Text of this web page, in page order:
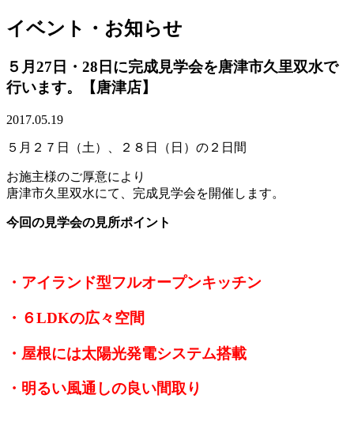
イベント・お知らせ
５月27日・28日に完成見学会を唐津市久里双水で
行います。【唐津店】
2017.05.19
５月２７日（土）、２８日（日）の２日間
お施主様のご厚意により
唐津市久里双水にて、完成見学会を開催します。
今回の見学会の見所ポイント
・アイランド型フルオープンキッチン
・６LDKの広々空間
・屋根には太陽光発電システム搭載
・明るい風通しの良い間取り